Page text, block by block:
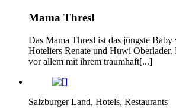
Mama Thresl
Das Mama Thresl ist das jüngste
Hoteliers Renate und Huwi Oberlader.
vor allem mit ihrem traumhaft[...]
Salzburger Land, Hotels, Restaurants